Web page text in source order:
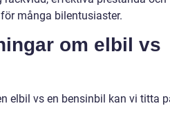
många bilentusiaster.
om elbil vs
elbil vs en bensinbil kan vi titta